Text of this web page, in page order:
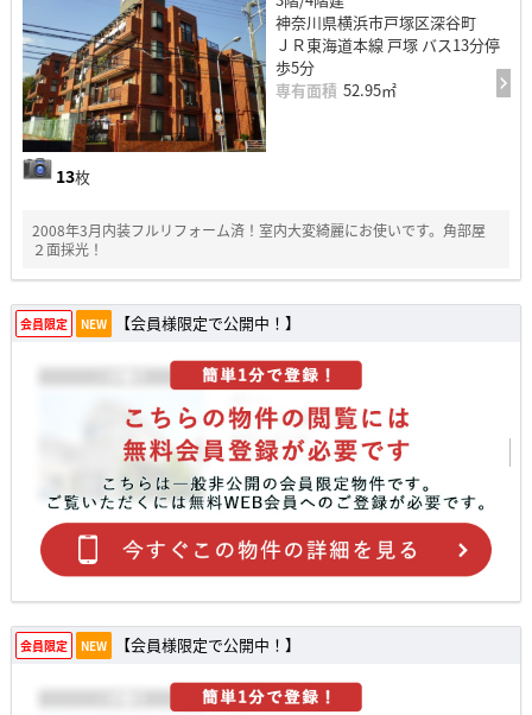
13枚
神奈川県横浜市戸塚区深谷町
ＪＲ東海道本線 戸塚 バス13分停
歩5分
専有面積 52.95㎡
2008年3月内装フルリフォーム済！室内大変綺麗にお使いです。角部屋
２面採光！
会員限定 NEW 【会員様限定で公開中！】
会員限定 NEW 【会員様限定で公開中！】